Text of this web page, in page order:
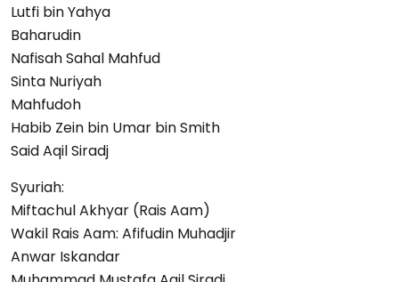
Lutfi bin Yahya
Baharudin
Nafisah Sahal Mahfud
Sinta Nuriyah
Mahfudoh
Habib Zein bin Umar bin Smith
Said Aqil Siradj
Syuriah:
Miftachul Akhyar (Rais Aam)
Wakil Rais Aam: Afifudin Muhadjir
Anwar Iskandar